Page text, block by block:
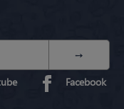
Facebook